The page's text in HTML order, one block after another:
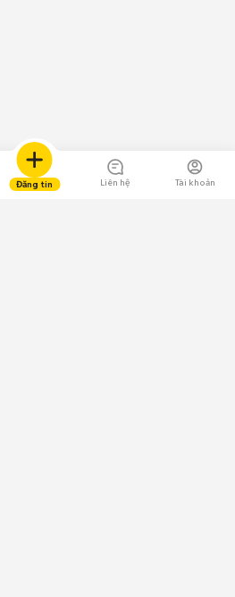
Đăng tin Liên hệ Tài khoản